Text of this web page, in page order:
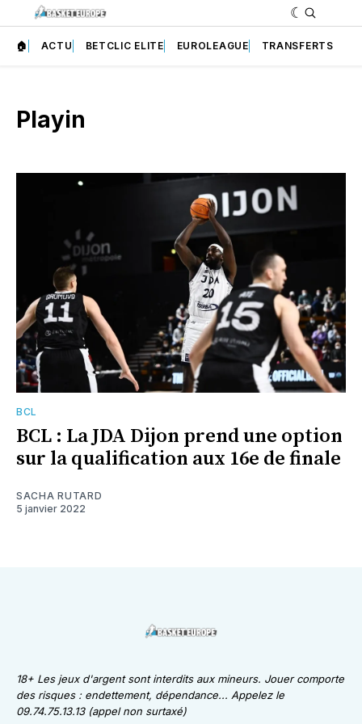
🏠 ACTU BETCLIC ELITE EUROLEAGUE TRANSFERTS
Playin
BCL
BCL : La JDA Dijon prend une option
sur la qualification aux 16e de finale
SACHA RUTARD
5 janvier 2022
18+ Les jeux d'argent sont interdits aux mineurs. Jouer comporte
des risques : endettement, dépendance... Appelez le
09.74.75.13.13 (appel non surtaxé)